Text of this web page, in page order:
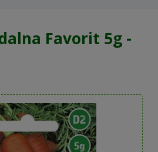
Favorit 5g -